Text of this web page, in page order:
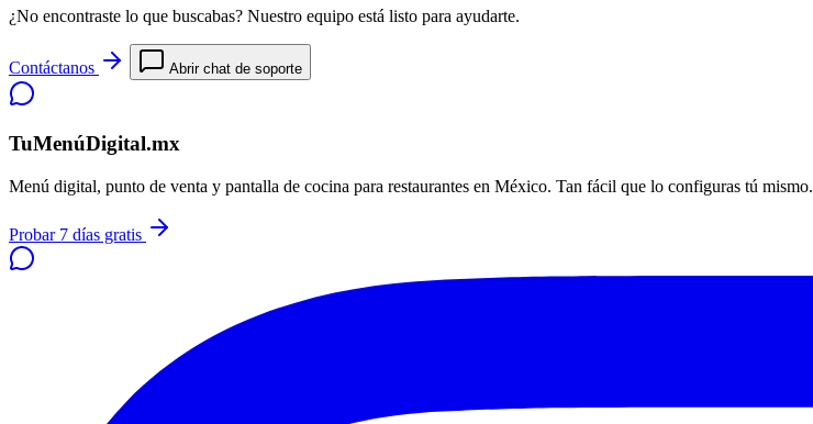
¿No encontraste lo que buscabas? Nuestro equipo está listo para ayudarte.
Contáctanos Abrir chat de soporte
TuMenúDigital.mx
Menú digital, punto de venta y pantalla de cocina para restaurantes en México. Tan fácil que lo configuras tú mismo.
Probar 7 días gratis